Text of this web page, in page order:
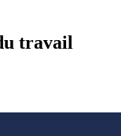
travail